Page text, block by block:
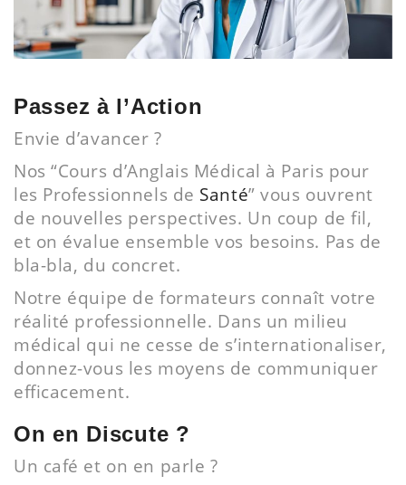
Passez à l’Action
Envie d’avancer ?
Nos “Cours d’Anglais Médical à Paris pour
les Professionnels de Santé” vous ouvrent
de nouvelles perspectives. Un coup de fil,
et on évalue ensemble vos besoins. Pas de
bla-bla, du concret.
Notre équipe de formateurs connaît votre
réalité professionnelle. Dans un milieu
médical qui ne cesse de s’internationaliser,
donnez-vous les moyens de communiquer
efficacement.
On en Discute ?
Un café et on en parle ?